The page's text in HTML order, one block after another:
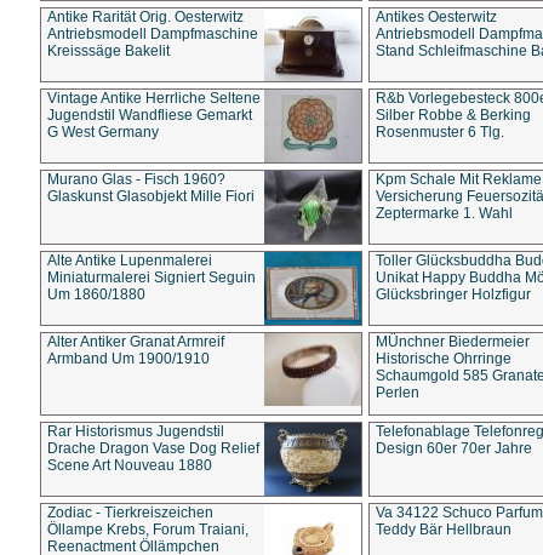
Antike Rarität Orig. Oesterwitz
Antriebsmodell Dampfmaschine
Kreisssäge Bakelit
Antikes Oesterwitz
Antriebsmodell
Stand Schleifmaschine
Vintage Antike Herrliche Seltene
Jugendstil Wandfliese Gemarkt
G West Germany
R&b Vorlegebesteck
Silber Robbe & Berking
Rosenmuster 6 Tlg.
Murano Glas - Fisch 1960?
Glaskunst Glasobjekt Mille Fiori
Kpm Schale Mit Reklame
Versicherung
Zeptermarke 1. Wahl
Alte Antike Lupenmalerei
Miniaturmalerei Signiert Seguin
Um 1860/1880
Toller Glücksbuddha
Unikat Happy Buddha
Glücksbringer Holzfigur
Alter Antiker Granat Armreif
Armband Um 1900/1910
MÜnchner Biedermeier
Historische Ohrringe
Schaumgold 585
Perlen
Rar Historismus Jugendstil
Drache Dragon Vase Dog Relief
Scene Art Nouveau 1880
Telefonablage
Design 60er 70er Jahre
Zodiac - Tierkreiszeichen
Öllampe Krebs, Forum Traiani,
Reenactment Öllämpchen
Va 34122 Schuco
Teddy Bär Hellbraun